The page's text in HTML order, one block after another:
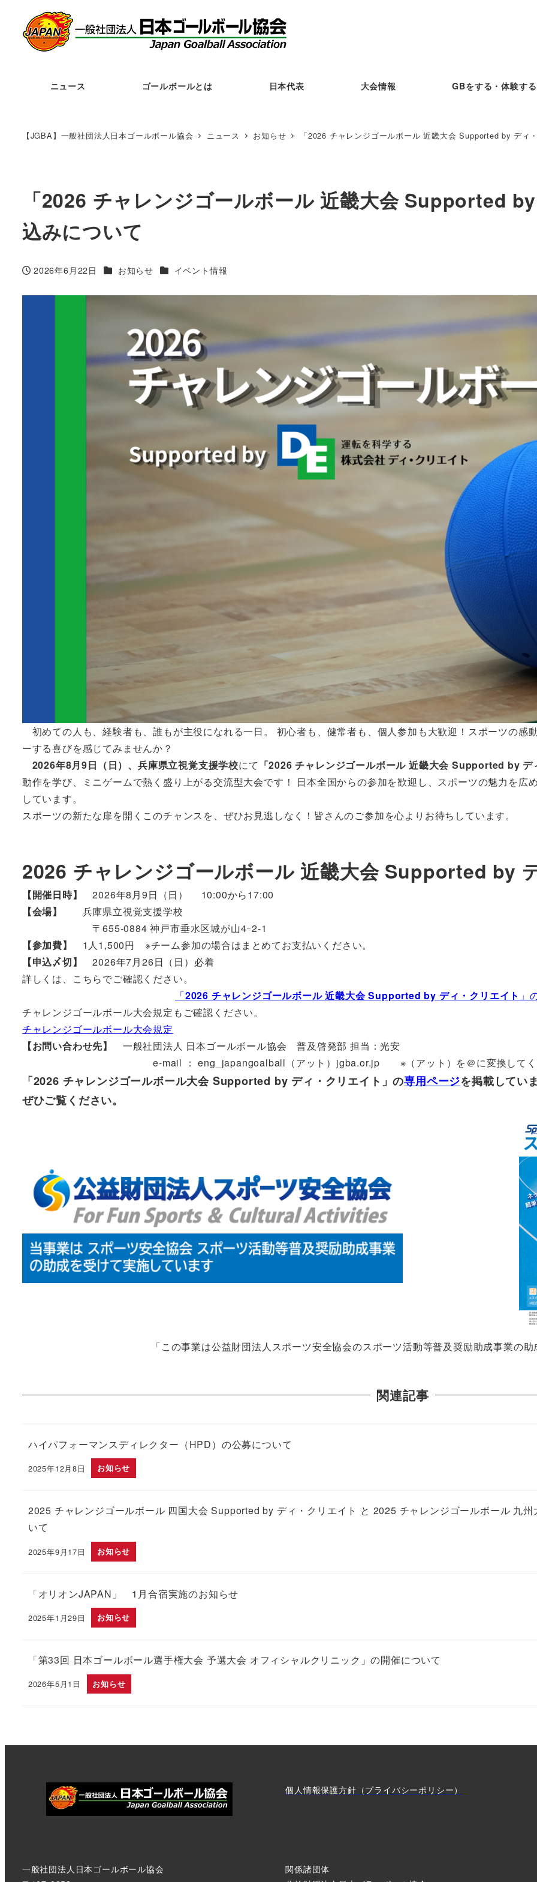
ニュース ゴールボールとは 日本代表 大会情報 GBをする・体験する
【JGBA】一般社団法人日本ゴールボール協会 ニュース お知らせ 「2026 チャレンジゴールボール 近畿大会 Supported by ディ
「2026 チャレンジゴールボール 近畿大会 Supported
込みについて
投稿日
2026年6月22日 カテゴリー
お知らせ カテゴリー
イベント情報
初めての人も、経験者も、誰もが主役になれる一日。 初心者も、健常者も、個人参加も大歓迎！スポーツの感
ーする喜びを感じてみませんか？
2026年8月9日（日）、兵庫県立視覚支援学校にて 「2026 チャレンジゴールボール 近畿大会 Supported by デ
動作を学び、ミニゲームで熱く盛り上がる交流型大会です！ 日本全国からの参加を歓迎し、スポーツの魅力を広
しています。
スポーツの新たな扉を開くこのチャンスを、ぜひお見逃しなく！皆さんのご参加を心よりお待ちしています。
2026 チャレンジゴールボール 近畿大会 Supported by
【開催日時】
2026年8月9日（日） 10:00から17:00
【会場】
兵庫県立視覚支援学校
〒655-0884 神戸市垂水区城が山4ｰ2-1
【参加費】
1人1,500円 ※チーム参加の場合はまとめてお支払いください。
【申込〆切】
2026年7月26日（日）必着
詳しくは、こちらでご確認ください。
「2026 チャレンジゴールボール 近畿大会 Supported by ディ・クリエイト 」
チャレンジゴールボール大会規定もご確認ください。
チャレンジゴールボール大会規定
【お問い合わせ先】
一般社団法人 日本ゴールボール協会 普及啓発部 担当：光安
e-mail ： eng_japangoalball（アット）jgba.or.jp ※（アット）を＠に変換してく
「2026 チャレンジゴールボール大会 Supported by ディ・クリエイト」の専用ページを掲載してい
ぜひご覧ください。
「この事業は公益財団法人スポーツ安全協会のスポーツ活動等普及奨励助成事業の
関連記事
ハイパフォーマンスディレクター（HPD）の公募について
投稿日
2025年12月8日 お知らせ
2025 チャレンジゴールボール 四国大会 Supported by ディ・クリエイト と 2025 チャレンジゴールボール 九
いて
投稿日
2025年9月17日 お知らせ
「オリオンJAPAN」 1月合宿実施のお知らせ
投稿日
2025年1月29日 お知らせ
「第33回 日本ゴールボール選手権大会 予選大会 オフィシャルクリニック」の開催について
投稿日
2026年5月1日 お知らせ
個人情報保護方針（プライバシーポリシー）
一般社団法人日本ゴールボール協会
関係諸団体